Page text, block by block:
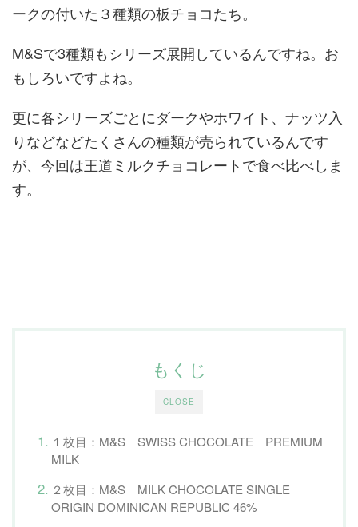
ークの付いた３種類の板チョコたち。
M&Sで3種類もシリーズ展開しているんですね。お
もしろいですよね。
更に各シリーズごとにダークやホワイト、ナッツ入
りなどなどたくさんの種類が売られているんです
が、今回は王道ミルクチョコレートで食べ比べしま
す。
CLOSE
もくじ
１枚目：M&S SWISS CHOCOLATE PREMIUM
MILK
２枚目：M&S MILK CHOCOLATE SINGLE
ORIGIN DOMINICAN REPUBLIC 46%